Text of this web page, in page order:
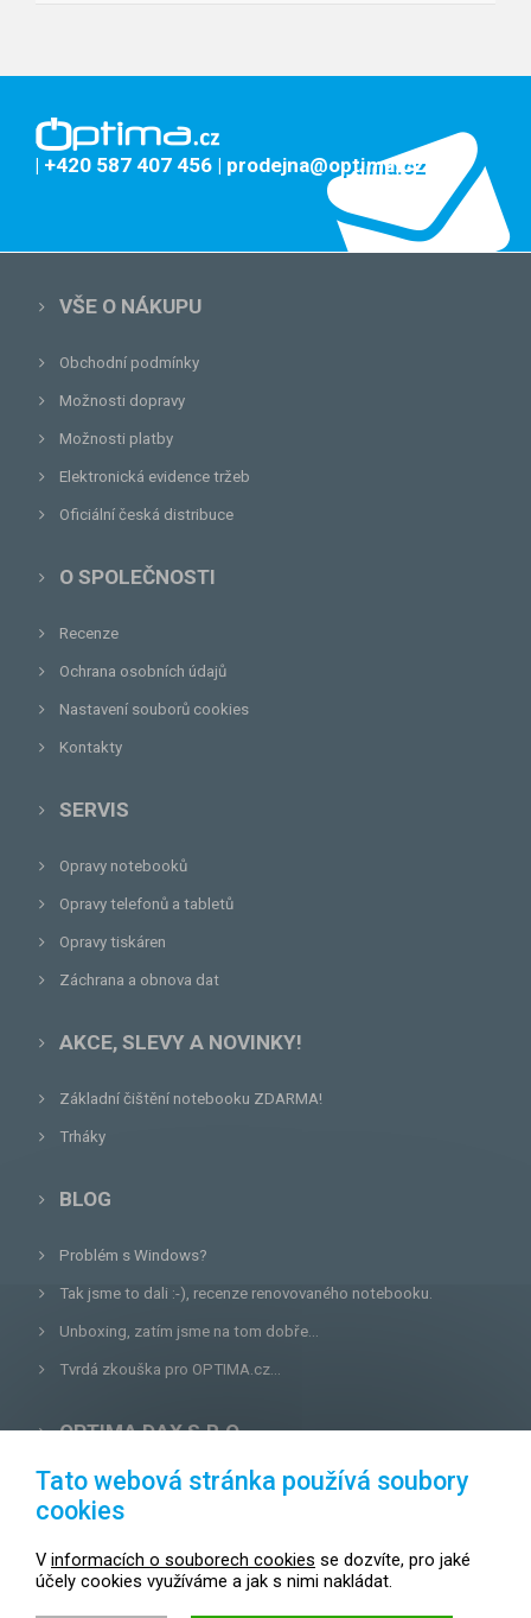
| +420 587 407 456 | prodejna@optima.cz
VŠE O NÁKUPU
Obchodní podmínky
Možnosti dopravy
Možnosti platby
Elektronická evidence tržeb
Oficiální česká distribuce
O SPOLEČNOSTI
Recenze
Ochrana osobních údajů
Nastavení souborů cookies
Kontakty
SERVIS
Opravy notebooků
Opravy telefonů a tabletů
Opravy tiskáren
Záchrana a obnova dat
AKCE, SLEVY A NOVINKY!
Základní čištění notebooku ZDARMA!
Trháky
BLOG
Problém s Windows?
Tak jsme to dali :-), recenze renovovaného notebooku.
Unboxing, zatím jsme na tom dobře...
Tvrdá zkouška pro OPTIMA.cz...
OPTIMA DAX S.R.O.
Lazecká 46/3, 779 00Olomouc
Zákaznická linka: +420 587 407 456
Tato webová stránka používá soubory
cookies
V informacích o souborech cookies se dozvíte, pro jaké
účely cookies využíváme a jak s nimi nakládat.